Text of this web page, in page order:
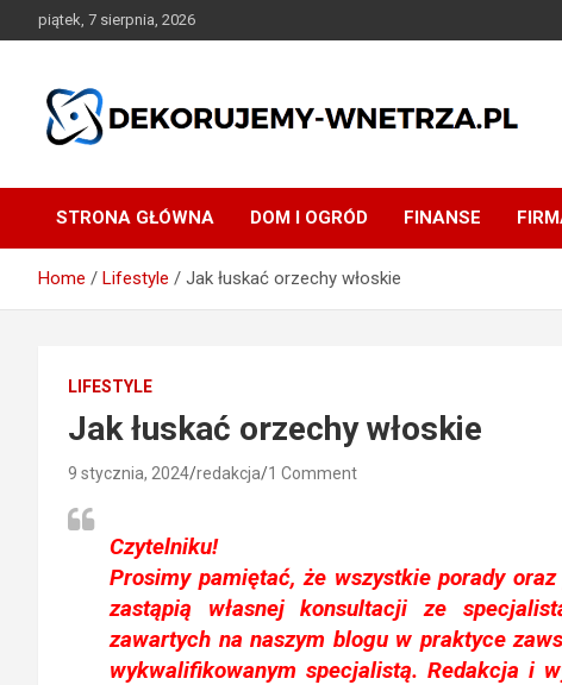
to
piątek, 7 sierpnia, 2026
dekorujemy-wnetrza.pl
STRONA GŁÓWNA DOM I OGRÓD FINANSE
Home Lifestyle Jak łuskać orzechy włoskie
LIFESTYLE
Jak łuskać orzechy włoskie
9 stycznia, 2024 redakcja 1 Comment
Czytelniku!
Prosimy pamiętać, że wszystkie porady
zastąpią własnej konsultacji ze
zawartych na naszym blogu w praktyce
wykwalifikowanym specjalistą. Redakcja i